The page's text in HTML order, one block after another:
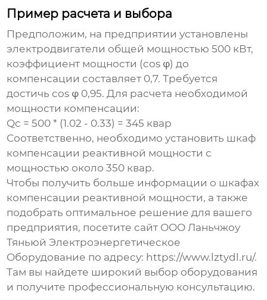
Пример расчета и выбора
Предположим, на предприятии установлены
электродвигатели общей мощностью 500 кВт,
коэффициент мощности (cos φ) до
компенсации составляет 0,7. Требуется
достичь cos φ 0,95. Для расчета необходимой
мощности компенсации:
Qc = 500 * (1.02 - 0.33) = 345 квар
Соответственно, необходимо установить шкаф
компенсации реактивной мощности с
мощностью около 350 квар.
Чтобы получить больше информации о шкафах
компенсации реактивной мощности, а также
подобрать оптимальное решение для вашего
предприятия, посетите сайт ООО Ланьчжоу
Тяньюй Электроэнергетическое
Оборудование по адресу: https://www.lztydl.ru/.
Там вы найдете широкий выбор оборудования
и получите профессиональную консультацию.